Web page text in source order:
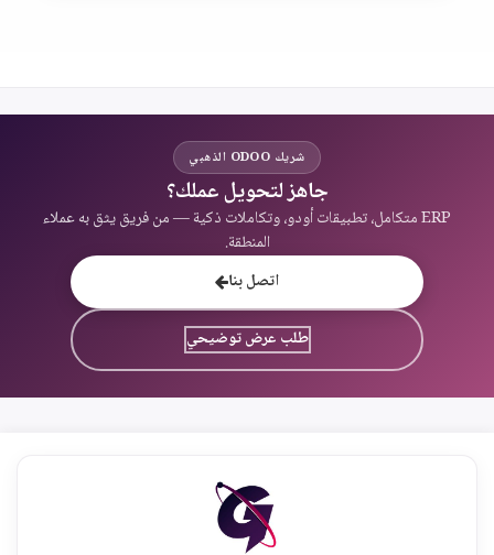
شريك ODOO الذهبي
جاهز لتحويل عملك؟
ERP متكامل، تطبيقات أودو، وتكاملات ذكية — من فريق يثق به عملاء
المنطقة.
اتصل بنا
طلب عرض توضيحي